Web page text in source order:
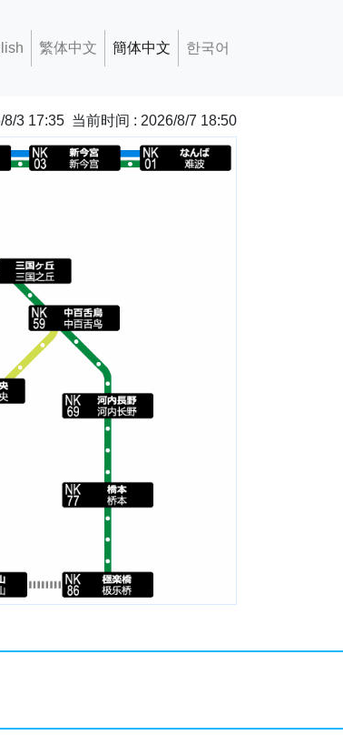
繁体中文 簡体中文 한국어
8/3 17:35 当前时间 : 2026/8/7 18:50